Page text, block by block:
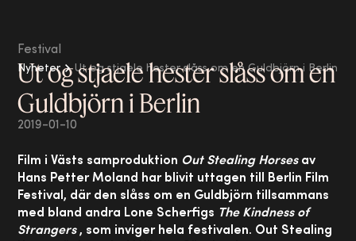
Nyheter Ut og stjaele hester slåss om en Guldbjörn i Berlin
Festival
Ut og stjaele hester slåss om en
Guldbjörn i Berlin
2019-01-10
Film i Västs samproduktion Out Stealing Horsesav
Hans Petter Moland har blivit uttagen till Berlin Film
Festival, där den slåss om en Guldbjörn tillsammans
med bland andra Lone Scherfigs The Kindness of
Strangers, som inviger hela festivalen. Out Stealing